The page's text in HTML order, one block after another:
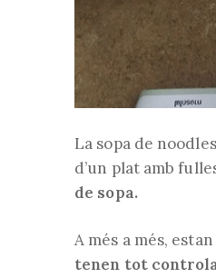
La sopa de
d’un plat amb
de sopa.
A més a més,
tenen tot